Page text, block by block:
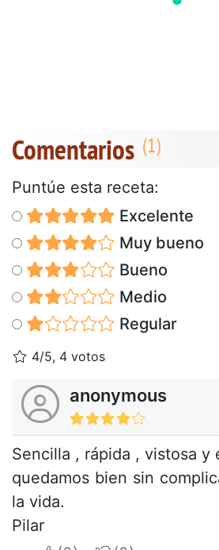
Comentarios
Puntúe esta receta:
Excelente
Muy bueno
Bueno
Medio
Regular
4/5, 4 votos
anonymous
Sencilla , rápida , vistosa y
quedamos bien sin
la vida.
Pilar